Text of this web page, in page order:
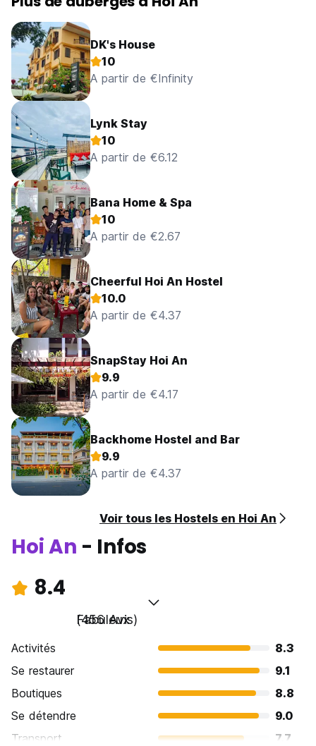
DK's House
10
A partir de €Infinity
Lynk Stay
10
A partir de €6.12
Bana Home & Spa
10
A partir de €2.67
Cheerful Hoi An Hostel
10.0
A partir de €4.37
SnapStay Hoi An
9.9
A partir de €4.17
Backhome Hostel and Bar
9.9
A partir de €4.37
Voir tous les Hostels en Hoi An
Hoi An - Infos
8.4
Fabuleux
(456 Avis)
Activités
8.3
Se restaurer
9.1
Boutiques
8.8
Se détendre
9.0
Transport
7.7